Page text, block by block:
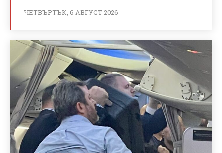
ЧЕТВЪРТЪК, 6 АВГУСТ 2026